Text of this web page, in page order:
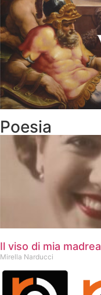
Poesia
Il viso di mia madrea
Mirella Narducci